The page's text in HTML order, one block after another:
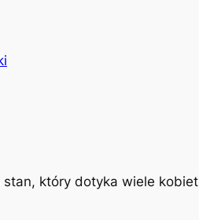
który dotyka wiele